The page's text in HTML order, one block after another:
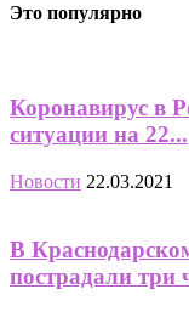
Это популярно
Коронавирус в
ситуации на 22...
Новости 22.03.2021
В
пострадали три